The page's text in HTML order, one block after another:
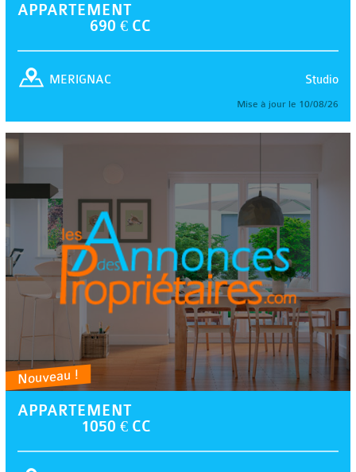
APPARTEMENT
690 € CC
Studio
MERIGNAC
Mise à jour le 10/08/26
Nouveau !
APPARTEMENT
1050 € CC